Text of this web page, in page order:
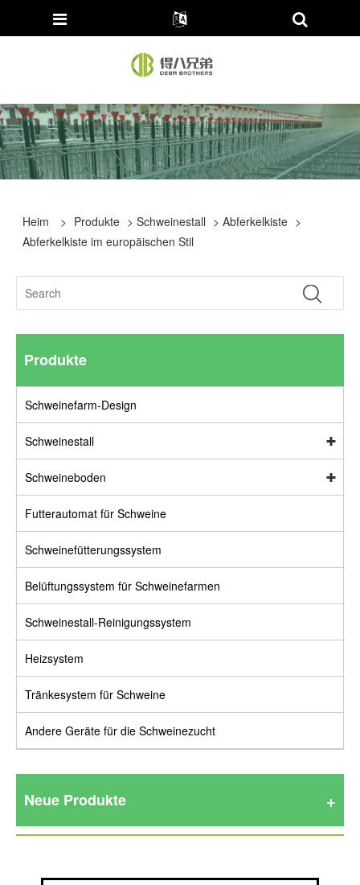
Heim > Produkte >Schweinestall >Abferkelkiste >
Abferkelkiste im europäischen Stil
Produkte
Schweinefarm-Design
Schweinestall
Schweineboden
Futterautomat für Schweine
Schweinefütterungssystem
Belüftungssystem für Schweinefarmen
Schweinestall-Reinigungssystem
Heizsystem
Tränkesystem für Schweine
Andere Geräte für die Schweinezucht
Neue Produkte